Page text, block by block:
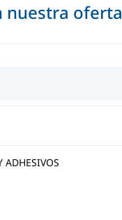
nuestra oferta
ADHESIVOS